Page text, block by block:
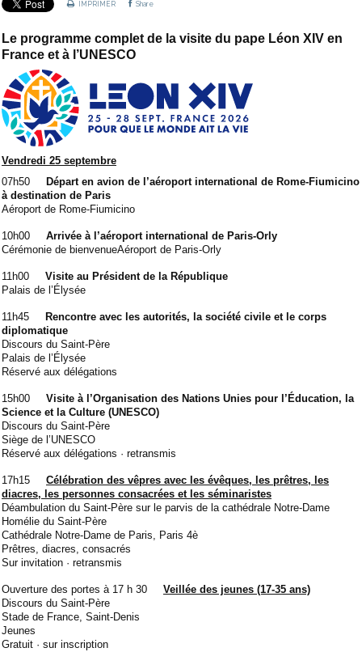
IMPRIMER Share
Le programme complet de la visite du pape Léon XIV en
France et à l’UNESCO
Vendredi 25 septembre
07h50
Départ en avion de l’aéroport international de Rome-Fiumicino
à destination de Paris
Aéroport de Rome-Fiumicino
10h00 Arrivée à l’aéroport international de Paris-Orly
Cérémonie de bienvenueAéroport de Paris-Orly
11h00 Visite au Président de la République
Palais de l’Élysée
11h45
Rencontre avec les autorités, la société civile et le corps
diplomatique
Discours du Saint-Père
Palais de l’Élysée
Réservé aux délégations
15h00 Visite à l’Organisation des Nations Unies pour l’Éducation, la
Science et la Culture (UNESCO)
Discours du Saint-Père
Siège de l’UNESCO
Réservé aux délégations · retransmis
17h15 Célébration des vêpres avec les évêques, les prêtres, les
diacres, les personnes consacrées et les séminaristes
Déambulation du Saint-Père sur le parvis de la cathédrale Notre-Dame
Homélie du Saint-Père
Cathédrale Notre-Dame de Paris, Paris 4è
Prêtres, diacres, consacrés
Sur invitation · retransmis
Ouverture des portes à 17 h 30 Veillée des jeunes (17-35 ans)
Discours du Saint-Père
Stade de France, Saint-Denis
Jeunes
Gratuit · sur inscription